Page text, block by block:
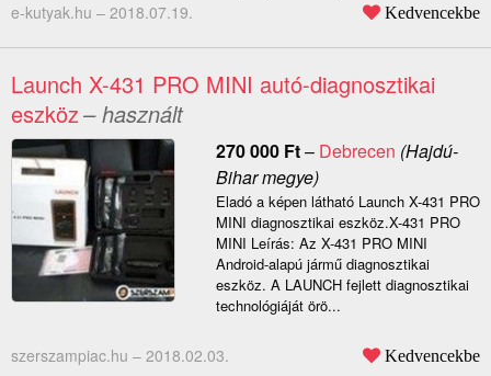
e-kutyak.hu – 2018.07.19. Kedvencekbe
Launch X-431 PRO MINI autó-diagnosztikai
eszköz– használt
270 000 Ft– Debrecen (Hajdú-
Bihar megye)
Eladó a képen látható Launch X-431 PRO
MINI diagnosztikai eszköz.X-431 PRO
MINI Leírás: Az X-431 PRO MINI
Android-alapú jármű diagnosztikai
eszköz. A LAUNCH fejlett diagnosztikai
technológiáját örö...
szerszampiac.hu – 2018.02.03. Kedvencekbe